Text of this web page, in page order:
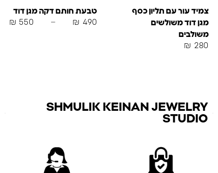
צמיד עור עם תליון כסף
מגן דוד משולשים
משולבים
₪ 280
טבעת חותם דקה מגן דוד
₪ 490
–
₪ 550
SHMULIK KEINAN JEWELRY
STUDIO